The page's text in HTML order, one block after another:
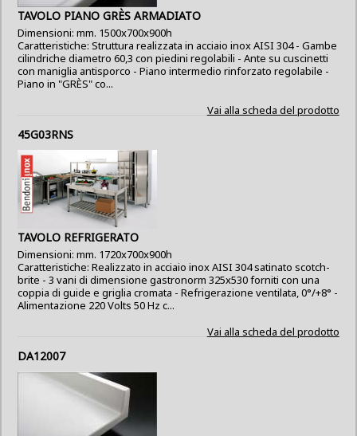
TAVOLO PIANO GRÈS ARMADIATO
Dimensioni: mm. 1500x700x900h
Caratteristiche: Struttura realizzata in acciaio inox AISI 304 - Gambe
cilindriche diametro 60,3 con piedini regolabili - Ante su cuscinetti
con maniglia antisporco - Piano intermedio rinforzato regolabile -
Piano in "GRÈS" co...
Vai alla scheda del prodotto
45G03RNS
TAVOLO REFRIGERATO
Dimensioni: mm. 1720x700x900h
Caratteristiche: Realizzato in acciaio inox AISI 304 satinato scotch-
brite - 3 vani di dimensione gastronorm 325x530 forniti con una
coppia di guide e griglia cromata - Refrigerazione ventilata, 0°/+8° -
Alimentazione 220 Volts 50 Hz c...
Vai alla scheda del prodotto
DA12007